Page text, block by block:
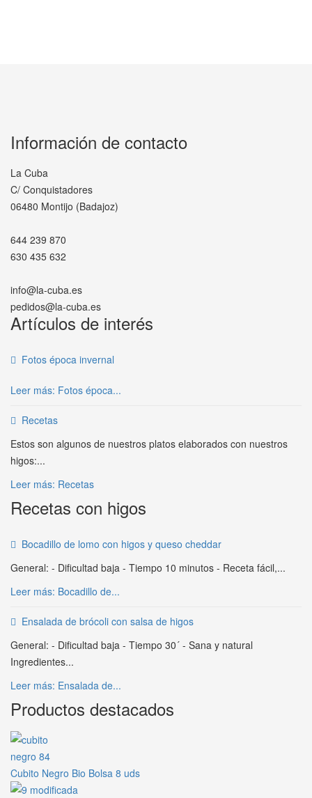
Información de contacto
La Cuba
C/ Conquistadores
06480 Montijo (Badajoz)
644 239 870
630 435 632
info@la-cuba.es
pedidos@la-cuba.es
Artículos de interés
Fotos época invernal
Leer más: Fotos época...
Recetas
Estos son algunos de nuestros platos elaborados con nuestros
higos:...
Leer más: Recetas
Recetas con higos
Bocadillo de lomo con higos y queso cheddar
General: - Dificultad baja - Tiempo 10 minutos - Receta fácil,...
Leer más: Bocadillo de...
Ensalada de brócoli con salsa de higos
General: - Dificultad baja - Tiempo 30´ - Sana y natural
Ingredientes...
Leer más: Ensalada de...
Productos destacados
Cubito Negro Bio Bolsa 8 uds